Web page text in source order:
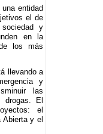
entidad
el de
y
en la
los más
llevando a
y
las
drogas. El
el
y el